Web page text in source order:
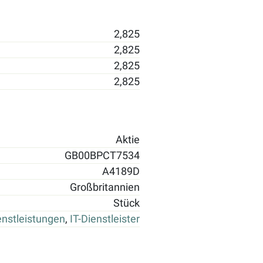
2,825
2,825
2,825
2,825
Aktie
GB00BPCT7534
A4189D
Großbritannien
Stück
, IT-Dienstleister